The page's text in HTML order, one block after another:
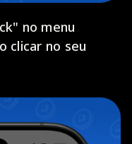
no menu
clicar no seu